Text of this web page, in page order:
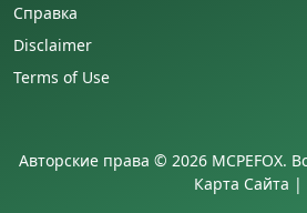
Справка
Disclaimer
Terms of Use
Авторские права © 2026 MCPEFOX.
Карта Сайта |